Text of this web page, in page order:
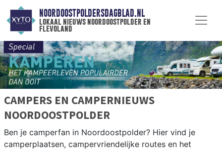
NOORDOOSTPOLDERSDAGBLAD.NL
lokaal nieuws noordoostpolder en
flevoland
CAMPERS EN CAMPERNIEUWS
NOORDOOSTPOLDER
Ben je camperfan in Noordoostpolder? Hier vind je
camperplaatsen, campervriendelijke routes en het